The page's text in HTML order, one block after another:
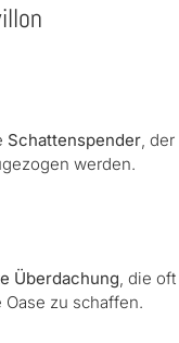
Schattenspender,
werden.
Überdachung, die
zu schaffen.